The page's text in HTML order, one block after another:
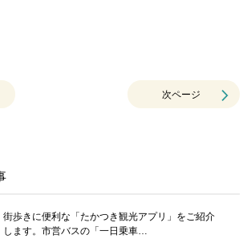
次ページ
街歩きに便利な「たかつき観光アプリ」をご紹介
します。市営バスの「一日乗車…